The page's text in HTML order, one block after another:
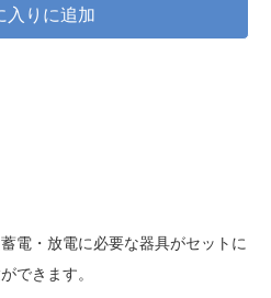
電・放電に必要な器具がセットに
できます。